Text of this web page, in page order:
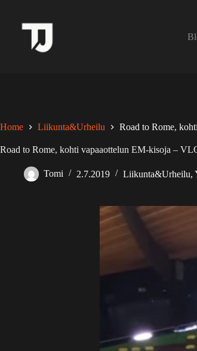
content
Home Liikunta&Urheilu Road to Rome,
Road to Rome, kohti vapaaottelun EM-kisoja –
Tomi 2.7.2019 Liikunta&Urheilu,